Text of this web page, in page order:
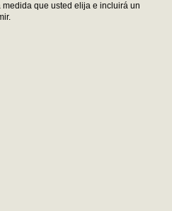
que usted elija e incluirá un